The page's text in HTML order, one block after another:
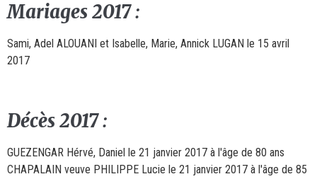
Mariages 2017 :
Sami, Adel ALOUANI et Isabelle, Marie, Annick LUGAN le 15 avril
2017
Décès 2017 :
GUEZENGAR Hérvé, Daniel le 21 janvier 2017 à l'âge de 80 ans
CHAPALAIN veuve PHILIPPE Lucie le 21 janvier 2017 à l'âge de 85